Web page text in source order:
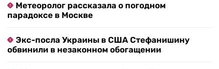
Метеоролог рассказала о погодном
парадоксе в Москве
Экс-посла Украины в США Стефанишину
обвинили в незаконном обогащении